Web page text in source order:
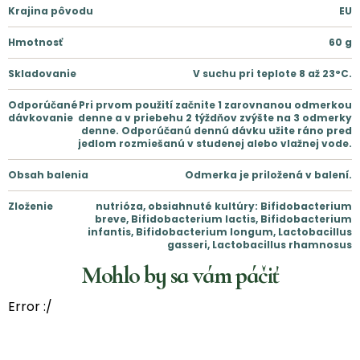
Krajina pôvodu EU
Hmotnosť 60 g
Skladovanie V suchu pri teplote 8 až 23°C.
Odporúčané
dávkovanie
Pri prvom použití začnite 1 zarovnanou odmerkou
denne a v priebehu 2 týždňov zvýšte na 3 odmerky
denne. Odporúčanú dennú dávku užite ráno pred
jedlom rozmiešanú v studenej alebo vlažnej vode.
Obsah balenia Odmerka je priložená v balení.
Zloženie
nutrióza, obsiahnuté kultúry: Bifidobacterium
breve, Bifidobacterium lactis, Bifidobacterium
infantis, Bifidobacterium longum, Lactobacillus
gasseri, Lactobacillus rhamnosus
Mohlo by sa vám páčiť
Error :/